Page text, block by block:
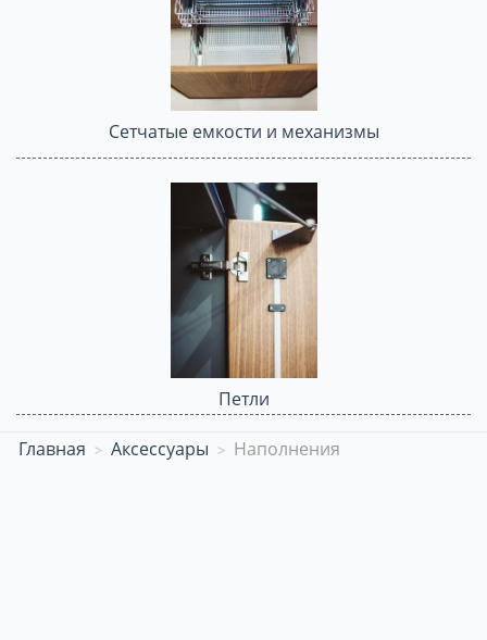
Сетчатые емкости и механизмы
Петли
Главная Аксессуары Наполнения